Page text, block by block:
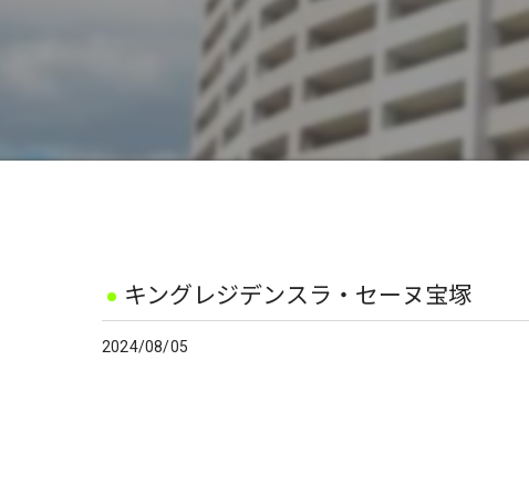
キングレジデンスラ・セーヌ宝塚
2024/08/05